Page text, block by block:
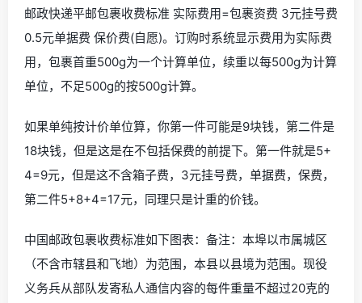
邮政快递平邮包裹收费标准 实际费用=包裹资费 3元挂号费
0.5元单据费 保价费(自愿)。订购时系统显示费用为实际费
用，包裹首重500g为一个计算单位，续重以每500g为计算
单位，不足500g的按500g计算。
如果单纯按计价单位算，你第一件可能是9块钱，第二件是
18块钱，但是这是在不包括保费的前提下。第一件就是5+
4=9元，但是这不含箱子费，3元挂号费，单据费，保费，
第二件5+8+4=17元，同理只是计重的价钱。
中国邮政包裹收费标准如下图表：备注：本埠以市属城区
（不含市辖县和飞地）为范围，本县以县境为范围。现役
义务兵从部队发寄私人通信内容的每件重量不超过20克的